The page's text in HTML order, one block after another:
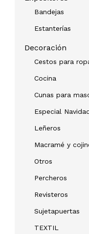
Bandejas
Estanterías
Decoración
Cestos para
Cocina
Cunas para
Especial
Leñeros
Macramé y
Otros
Percheros
Revisteros
Sujetapuertas
TEXTIL